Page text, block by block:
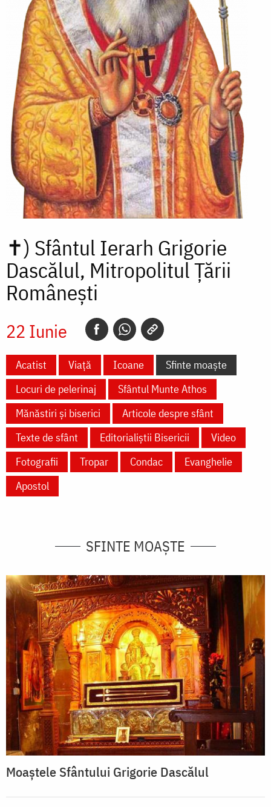
✝) Sfântul Ierarh Grigorie
Dascălul, Mitropolitul Țării
Românești
22 Iunie
Acatist Viață Icoane
Sfinte moaște
Locuri de pelerinaj
Sfântul Munte Athos
Mănăstiri și biserici
Articole despre sfânt
Texte de sfânt
Editorialiștii Bisericii
Video
Fotografii
Tropar Condac
Evanghelie
Apostol
SFINTE MOAȘTE
Moaștele Sfântului Grigorie Dascălul